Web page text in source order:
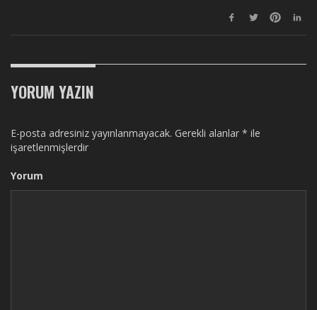
YORUM YAZIN
E-posta adresiniz yayınlanmayacak. Gerekli alanlar * ile
işaretlenmişlerdir
Yorum